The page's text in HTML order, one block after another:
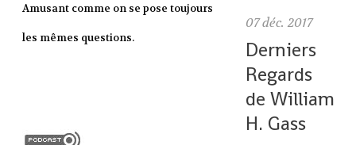
Amusant comme on se pose toujours
les mêmes questions.
07 déc. 2017
Derniers
Regards
de William
H. Gass